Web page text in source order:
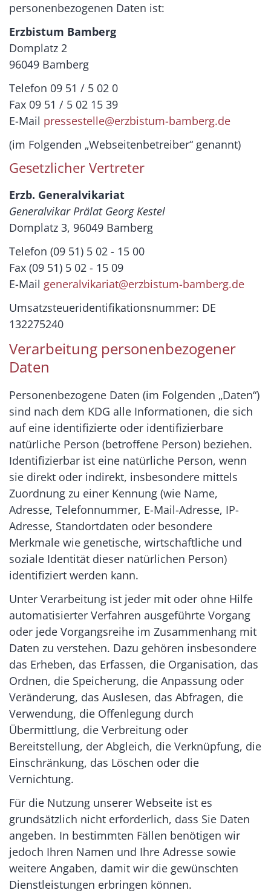
personenbezogenen Daten ist:
Erzbistum Bamberg
Domplatz 2
96049 Bamberg
Telefon 09 51 / 5 02 0
Fax 09 51 / 5 02 15 39
E-Mail pressestelle@erzbistum-bamberg.de
(im Folgenden „Webseitenbetreiber“ genannt)
Gesetzlicher Vertreter
Erzb. Generalvikariat
Generalvikar Prälat Georg Kestel
Domplatz 3, 96049 Bamberg
Telefon (09 51) 5 02 - 15 00
Fax (09 51) 5 02 - 15 09
E-Mail generalvikariat@erzbistum-bamberg.de
Umsatzsteueridentifikationsnummer: DE
132275240
Verarbeitung personenbezogener
Daten
Personenbezogene Daten (im Folgenden „Daten“)
sind nach dem KDG alle Informationen, die sich
auf eine identifizierte oder identifizierbare
natürliche Person (betroffene Person) beziehen.
Identifizierbar ist eine natürliche Person, wenn
sie direkt oder indirekt, insbesondere mittels
Zuordnung zu einer Kennung (wie Name,
Adresse, Telefonnummer, E-Mail-Adresse, IP-
Adresse, Standortdaten oder besondere
Merkmale wie genetische, wirtschaftliche und
soziale Identität dieser natürlichen Person)
identifiziert werden kann.
Unter Verarbeitung ist jeder mit oder ohne Hilfe
automatisierter Verfahren ausgeführte Vorgang
oder jede Vorgangsreihe im Zusammenhang mit
Daten zu verstehen. Dazu gehören insbesondere
das Erheben, das Erfassen, die Organisation, das
Ordnen, die Speicherung, die Anpassung oder
Veränderung, das Auslesen, das Abfragen, die
Verwendung, die Offenlegung durch
Übermittlung, die Verbreitung oder
Bereitstellung, der Abgleich, die Verknüpfung, die
Einschränkung, das Löschen oder die
Vernichtung.
Für die Nutzung unserer Webseite ist es
grundsätzlich nicht erforderlich, dass Sie Daten
angeben. In bestimmten Fällen benötigen wir
jedoch Ihren Namen und Ihre Adresse sowie
weitere Angaben, damit wir die gewünschten
Dienstleistungen erbringen können.